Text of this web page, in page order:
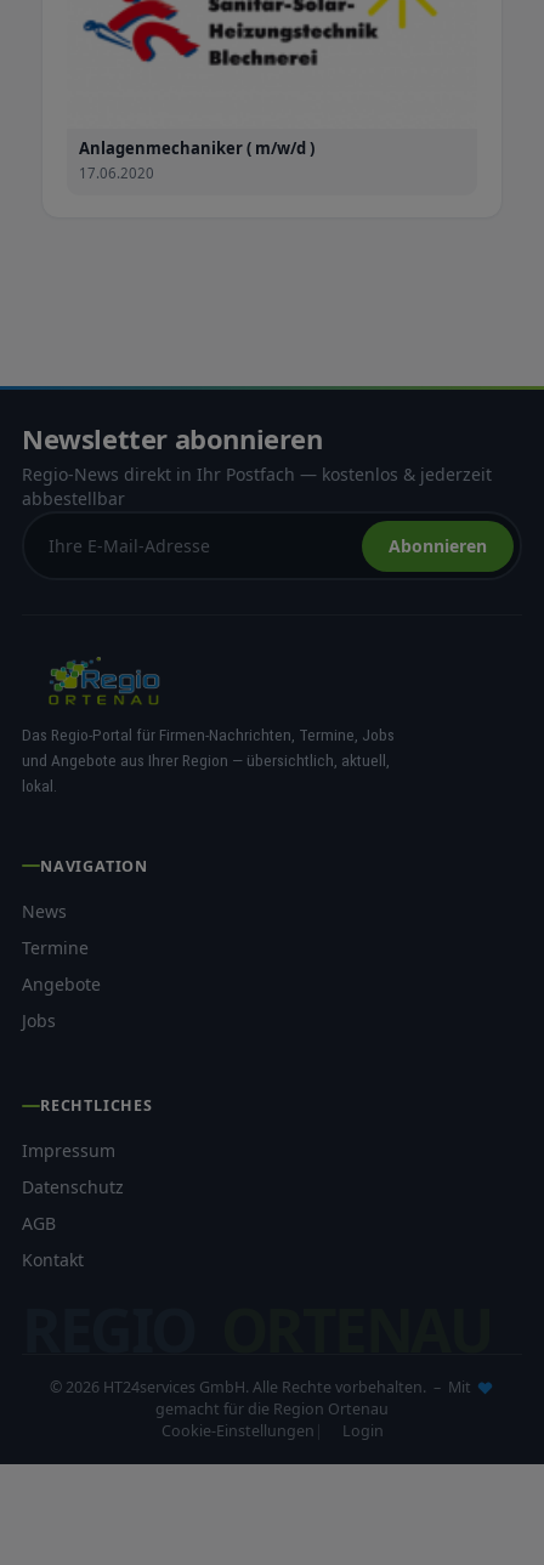
Anlagenmechaniker ( m/w/d )
17.06.2020
Newsletter abonnieren
Regio-News direkt in Ihr Postfach — kostenlos & jederzeit
abbestellbar
Abonnieren
Das Regio-Portal für Firmen-Nachrichten, Termine, Jobs
und Angebote aus Ihrer Region — übersichtlich, aktuell,
lokal.
NAVIGATION
News
Termine
Angebote
Jobs
RECHTLICHES
Impressum
Datenschutz
AGB
Kontakt
© 2026 HT24services GmbH. Alle Rechte vorbehalten. – Mit
gemacht für die Region Ortenau
Cookie-Einstellungen
Login